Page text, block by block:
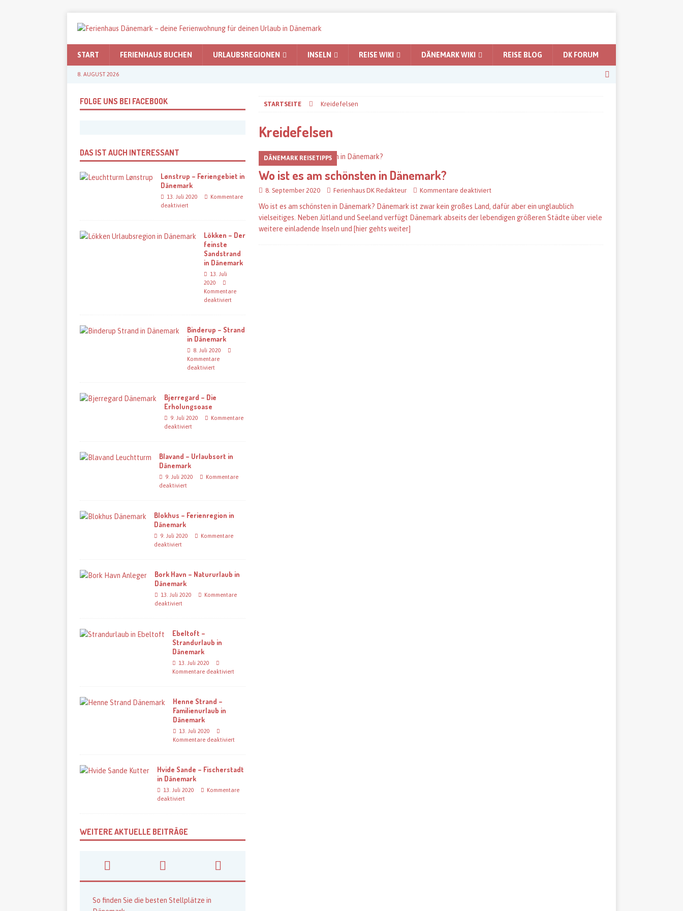
START FERIENHAUS BUCHEN URLAUBSREGIONEN INSELN REISE WIKI DÄNEMARK WIKI REISE BLOG DK FORUM
8. AUGUST 2026
STARTSEITE Kreidefelsen
Kreidefelsen
DÄNEMARK REISETIPPS
Wo ist es am schönsten in Dänemark?
8. September 2020 Ferienhaus DK Redakteur Kommentare deaktiviert
Wo ist es am schönsten in Dänemark? Dänemark ist zwar kein großes Land, dafür aber ein unglaublich
vielseitiges. Neben Jütland und Seeland verfügt Dänemark abseits der lebendigen größeren Städte über viele
weitere einladende Inseln und [hier gehts weiter]
FOLGE UNS BEI FACEBOOK
DAS IST AUCH INTERESSANT
Lønstrup – Feriengebiet in
Dänemark
13. Juli 2020
Kommentare
deaktiviert
Lökken – Der
feinste
Sandstrand
in Dänemark
13. Juli
2020
Kommentare
deaktiviert
Binderup – Strand
in Dänemark
8. Juli 2020
Kommentare
deaktiviert
Bjerregard – Die
Erholungsoase
9. Juli 2020
Kommentare
deaktiviert
Blavand – Urlaubsort in
Dänemark
9. Juli 2020
Kommentare
deaktiviert
Blokhus – Ferienregion in
Dänemark
9. Juli 2020
Kommentare
deaktiviert
Bork Havn – Natururlaub in
Dänemark
13. Juli 2020
Kommentare
deaktiviert
Ebeltoft –
Strandurlaub in
Dänemark
13. Juli 2020
Kommentare deaktiviert
Henne Strand –
Familienurlaub in
Dänemark
13. Juli 2020
Kommentare deaktiviert
Hvide Sande – Fischerstadt
in Dänemark
13. Juli 2020
Kommentare
deaktiviert
WEITERE AKTUELLE BEITRÄGE
So finden Sie die besten Stellplätze in